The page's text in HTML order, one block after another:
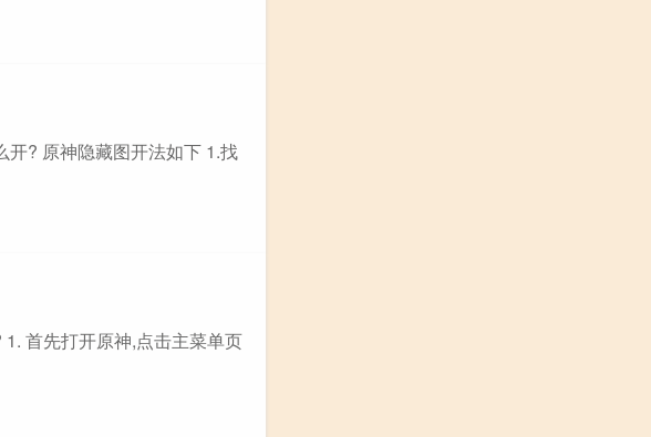
开? 原神隐藏图开法如下 1.找
首先打开原神,点击主菜单页